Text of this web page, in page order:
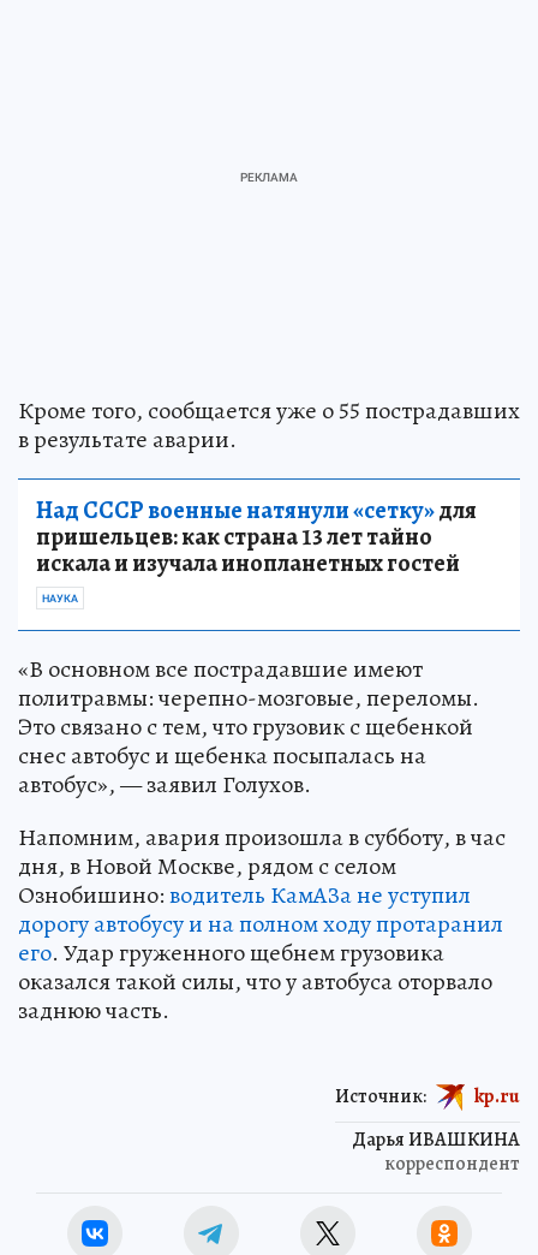
Кроме того, сообщается уже о 55 пострадавших
в результате аварии.
Над СССР военные натянули «сетку»для
пришельцев: как страна 13 лет тайно
искала и изучала инопланетных гостей
НАУКА
«В основном все пострадавшие имеют
политравмы: черепно-мозговые, переломы.
Это связано с тем, что грузовик с щебенкой
снес автобус и щебенка посыпалась на
автобус», — заявил Голухов.
Напомним, авария произошла в субботу, в час
дня, в Новой Москве, рядом с селом
Ознобишино:водитель КамАЗа не уступил
дорогу автобусу и на полном ходу протаранил
его. Удар груженного щебнем грузовика
оказался такой силы, что у автобуса оторвало
заднюю часть.
Дарья ИВАШКИНА
корреспондент
Источник: kp.ru